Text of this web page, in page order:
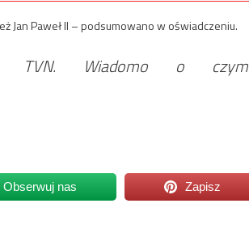
Jan Paweł II – podsumowano w oświadczeniu.
TVN. Wiadomo o czym
Obserwuj nas Zapisz